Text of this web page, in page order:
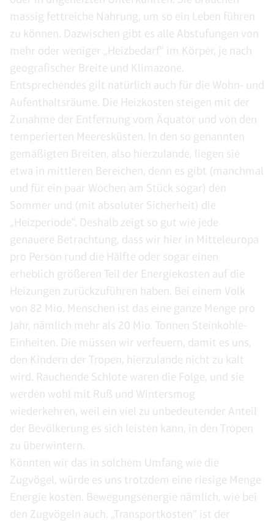
massig fettreiche Nahrung, um so ein Leben führen
zu können. Dazwischen gibt es alle Abstufungen von
mehr oder weniger „Heizbedarf“ im Körper, je nach
geografischer Breite und Klimazone.
Entsprechendes gilt natürlich auch für die Wohn- und
Aufenthaltsräume. Die Heizkosten steigen mit der
Zunahme der Entfernung vom Äquator und von den
temperierten Meeresküsten. In den so genannten
gemäßigten Breiten, also hierzulande, liegen sie
etwa in mittleren Bereichen, denn es gibt (manchmal
und für ein paar Wochen am Stück sogar) den
Sommer und (mit absoluter Sicherheit) die
„Heizperiode“. Deshalb zeigt so gut wie jede
genauere Betrachtung, dass wir hier in Mitteleuropa
pro Person rund die Hälfte oder sogar einen
erheblich größeren Teil der Energiekosten auf die
Heizungen zurückzuführen haben. Bei einem Volk
von 82 Mio. Menschen ist das eine ganze Menge pro
Jahr, nämlich mehr als 20 Mio. Tonnen Steinkohle-
Einheiten. Die müssen wir verfeuern, damit es uns,
den Kindern der Tropen, hierzulande nicht zu kalt
wird. Rauchende Schlote waren die Folge, und sie
werden wohl mit Ruß und Wintersmog
wiederkehren, weil ein viel zu unbedeutender Anteil
der Bevölkerung es sich leisten kann, in den Tropen
zu überwintern.
Könnten wir das in solchem Umfang wie die
Zugvögel, würde es uns trotzdem eine riesige Menge
Energie kosten. Bewegungsenergie nämlich, wie bei
den Zugvögeln auch. „Transportkosten“ ist der